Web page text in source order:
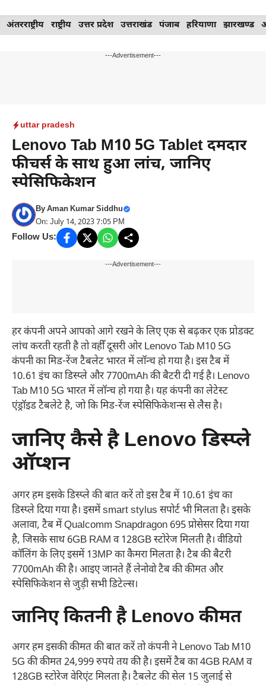
Skip
to
अंतरराष्ट्रीय राष्ट्रीय उत्तर प्रदेश उत्तराखंड पंजाब हरियाणा झारखण्ड
---Advertisement---
uttar pradesh
Lenovo Tab M10 5G Tablet दमदार
फीचर्स के साथ हुआ लांच, जानिए
स्पेसिफिकेशन
ByAman Kumar Siddhu
On: July 14, 2023 7:05 PM
Follow Us:
---Advertisement---
हर कंपनी अपने आपको आगे रखने के लिए एक से बढ़कर एक प्रोडक्ट
लांच करती रहती है तो वहीँ दूसरी ओर Lenovo Tab M10 5G
कंपनी का मिड-रेंज टैबलेट भारत में लॉन्च हो गया है। इस टैब में
10.61 इंच का डिस्प्ले और 7700mAh की बैटरी दी गई है। Lenovo
Tab M10 5G भारत में लॉन्च हो गया है। यह कंपनी का लेटेस्ट
एंड्रॉइड टैबलेटे है, जो कि मिड-रेंज स्पेसिफिकेशन्स से लैस है।
जानिए कैसे है Lenovo डिस्प्ले
ऑप्शन
अगर हम इसके डिस्प्ले की बात करें तो इस टैब में 10.61 इंच का
डिस्प्ले दिया गया है। इसमें smart stylus सपोर्ट भी मिलता है। इसके
अलावा, टैब में Qualcomm Snapdragon 695 प्रोसेसर दिया गया
है, जिसके साथ 6GB RAM व 128GB स्टोरेज मिलती है। वीडियो
कॉलिंग के लिए इसमें 13MP का कैमरा मिलता है। टैब की बैटरी
7700mAh की है। आइए जानते हैं लेनोवो टैब की कीमत और
स्पेसिफिकेशन से जुड़ी सभी डिटेल्स।
जानिए कितनी है Lenovo कीमत
अगर हम इसकी कीमत की बात करें तो कंपनी ने Lenovo Tab M10
5G की कीमत 24,999 रुपये तय की है। इसमें टैब का 4GB RAM व
128GB स्टोरेज वेरिएंट मिलता है। टैबलेट की सेल 15 जुलाई से